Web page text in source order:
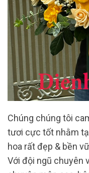
Chúng chúng tôi
tươi cực tốt nhằm
hoa rất đẹp & bền
Với đội ngũ chuyên